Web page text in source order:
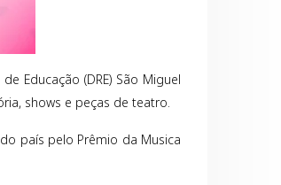
Educação (DRE) São Miguel
shows e peças de teatro.
país pelo Prêmio da Musica